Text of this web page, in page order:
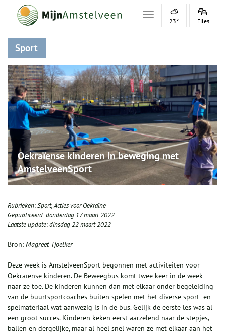
Toggle navigation
23° Files
Sport
Oekraïense kinderen in beweging met
AmstelveenSport
Rubrieken:Sport,Acties voor Oekraïne
Gepubliceerd:donderdag 17 maart 2022
Laatste update:dinsdag 22 maart 2022
Bron: Magreet Tjoelker
Deze week is AmstelveenSport begonnen met activiteiten voor
Oekraïense kinderen. De Beweegbus komt twee keer in de week
naar ze toe. De kinderen kunnen dan met elkaar onder begeleiding
van de buurtsportcoaches buiten spelen met het diverse sport- en
spelmateriaal wat aanwezig is in de bus. Gelijk de eerste les was al
een groot succes. Kinderen keken eerst aarzelend naar de stepjes,
ballen en dergelijke, maar al heel snel waren ze met elkaar aan het